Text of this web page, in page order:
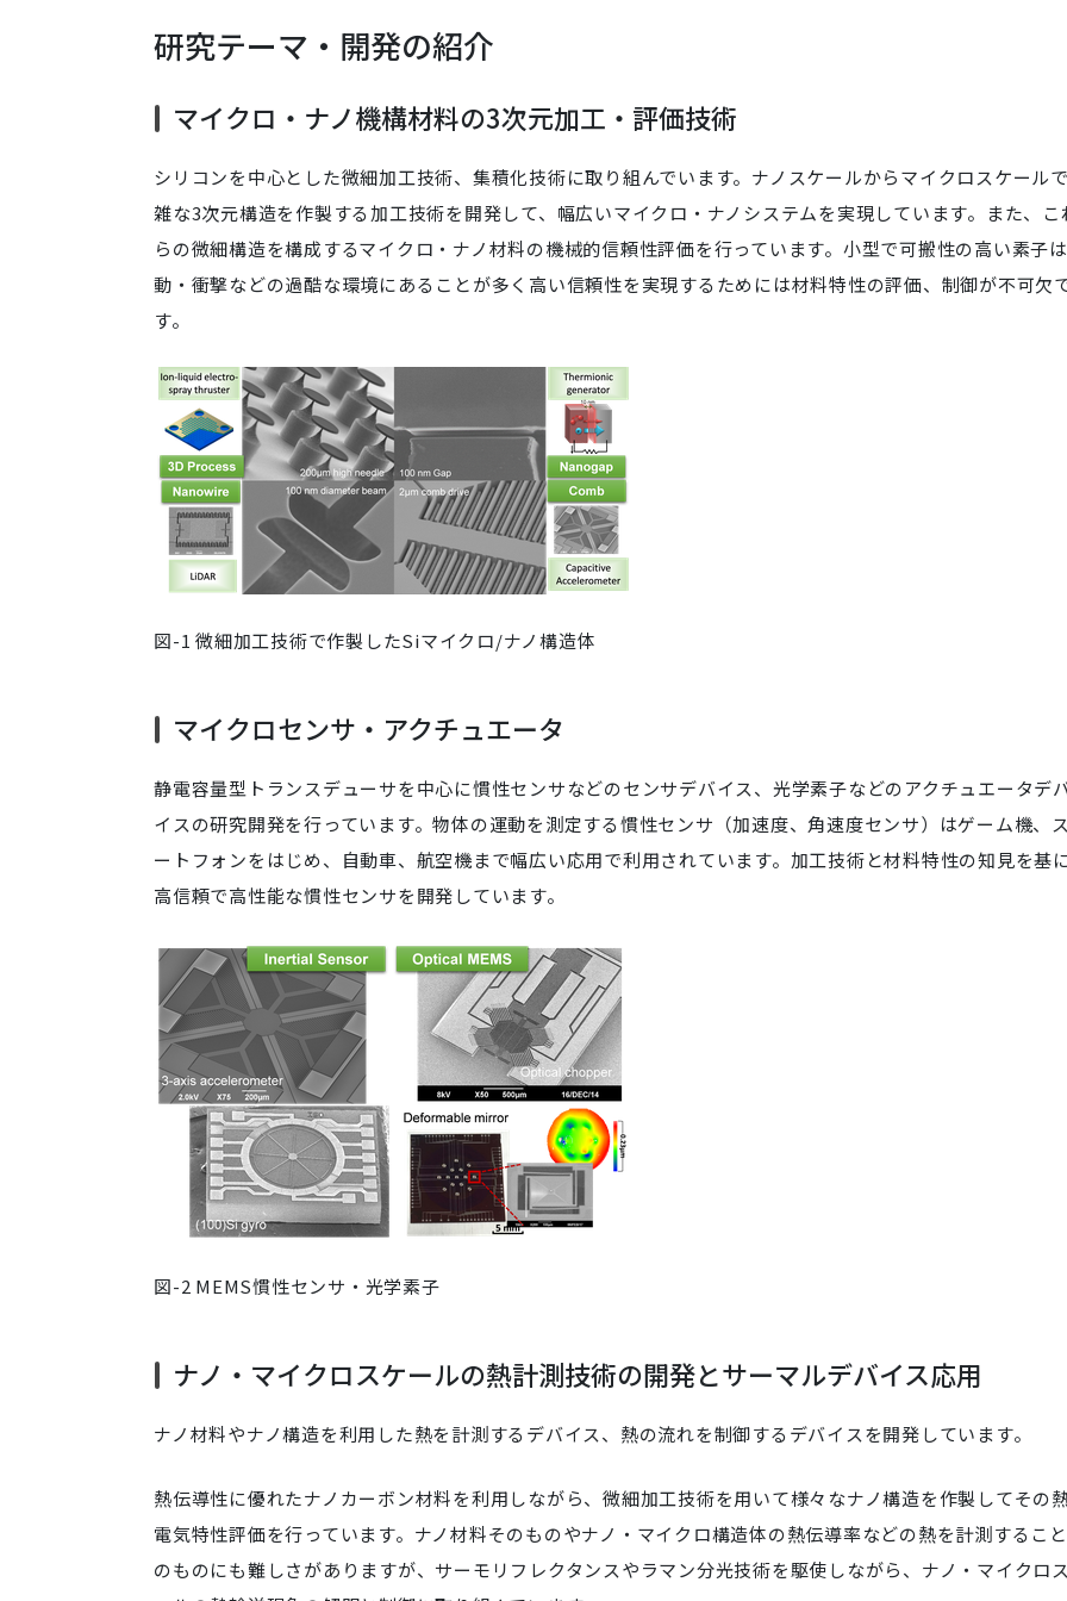
研究テーマ・開発の紹介
マイクロ・ナノ機構材料の3次元加工・評価技術
シリコンを中心とした微細加工技術、集積化技術に取り組んでいます。ナノスケールからマイクロスケール
雑な3次元構造を作製する加工技術を開発して、幅広いマイクロ・ナノシステムを実現しています。また、こ
らの微細構造を構成するマイクロ・ナノ材料の機械的信頼性評価を行っています。小型で可搬性の高い素子
動・衝撃などの過酷な環境にあることが多く高い信頼性を実現するためには材料特性の評価、制御が不可欠
す。
図-1 微細加工技術で作製したSiマイクロ/ナノ構造体
マイクロセンサ・アクチュエータ
静電容量型トランスデューサを中心に慣性センサなどのセンサデバイス、光学素子などのアクチュエータデ
イスの研究開発を行っています。物体の運動を測定する慣性センサ（加速度、角速度センサ）はゲーム機、
ートフォンをはじめ、自動車、航空機まで幅広い応用で利用されています。加工技術と材料特性の知見を基
高信頼で高性能な慣性センサを開発しています。
図-2 MEMS慣性センサ・光学素子
ナノ・マイクロスケールの熱計測技術の開発とサーマルデバイス応用
ナノ材料やナノ構造を利用した熱を計測するデバイス、熱の流れを制御するデバイスを開発しています。
熱伝導性に優れたナノカーボン材料を利用しながら、微細加工技術を用いて様々なナノ構造を作製してその
電気特性評価を行っています。ナノ材料そのものやナノ・マイクロ構造体の熱伝導率などの熱を計測するこ
のものにも難しさがありますが、サーモリフレクタンスやラマン分光技術を駆使しながら、ナノ・マイクロ